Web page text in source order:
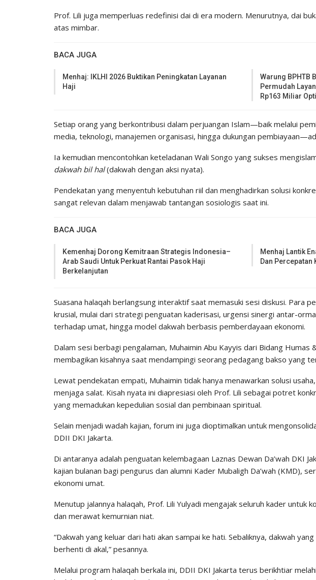
​Prof. Lili juga memperluas redefinisi dai di era modern. Menurutnya, dai
atas mimbar.
BACA JUGA
Menhaj: IKLHI 2026 Buktikan Peningkatan Layanan
Haji
Warung BPHTB
Permudah
Rp163 Miliar
Setiap orang yang berkontribusi dalam perjuangan Islam—baik melalui
media, teknologi, manajemen organisasi, hingga dukungan
​Ia kemudian mencontohkan keteladanan Wali Songo yang sukses
dakwah bil hal(dakwah dengan aksi nyata).
Pendekatan yang menyentuh kebutuhan riil dan menghadirkan solusi
sangat relevan dalam menjawab tantangan sosiologis saat ini.
BACA JUGA
Kemenhaj Dorong Kemitraan Strategis Indonesia–
Arab Saudi Untuk Perkuat Rantai Pasok Haji
Berkelanjutan
Menhaj Lantik
Dan Percepatan
​Suasana halaqah berlangsung interaktif saat memasuki sesi diskusi. Para
krusial, mulai dari strategi penguatan kaderisasi, urgensi sinergi antar-
terhadap umat, hingga model dakwah berbasis pemberdayaan ekonomi.
​Dalam sesi berbagi pengalaman, Muhaimin Abu Kayyis dari Bidang Humas
membagikan kisahnya saat mendampingi seorang pedagang bakso yang
Lewat pendekatan empati, Muhaimin tidak hanya menawarkan solusi
menjaga salat. Kisah nyata ini diapresiasi oleh Prof. Lili sebagai potret
yang memadukan kepedulian sosial dan pembinaan spiritual.
​Selain menjadi wadah kajian, forum ini juga dioptimalkan untuk
DDII DKI Jakarta.
Di antaranya adalah penguatan kelembagaan Laznas Dewan Da’wah DKI
kajian bulanan bagi pengurus dan alumni Kader Mubaligh Da’wah (KMD),
ekonomi umat.
​Menutup jalannya halaqah, Prof. Lili Yulyadi mengajak seluruh kader untuk
dan merawat kemurnian niat.
“Dakwah yang keluar dari hati akan sampai ke hati. Sebaliknya, dakwah
berhenti di akal,” pesannya.
​Melalui program halaqah berkala ini, DDII DKI Jakarta terus berikhtiar